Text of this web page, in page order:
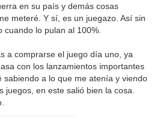
en su país y demás cosas
meteré. Y sí, es un juegazo. Así sin
cuando lo pulan al 100%.
a comprarse el juego día uno, ya
con los lanzamientos importantes
sabiendo a lo que me atenía y viendo
juegos, en este salió bien la cosa.